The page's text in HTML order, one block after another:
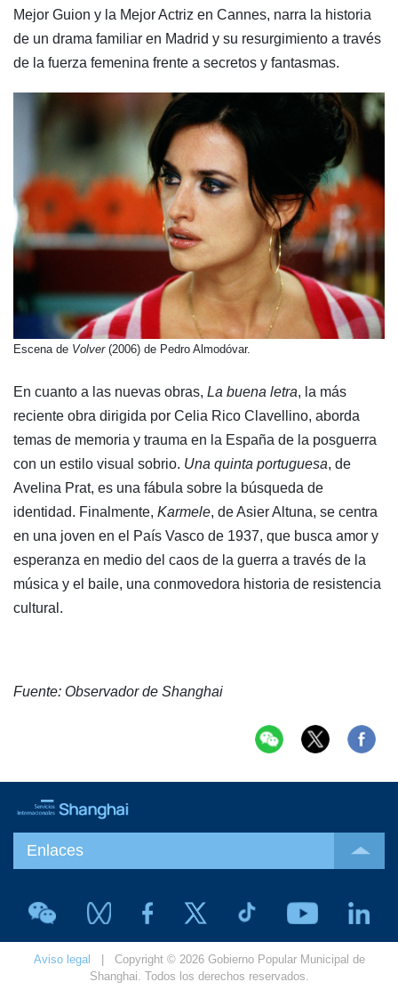
Mejor Guion y la Mejor Actriz en Cannes, narra la historia
de un drama familiar en Madrid y su resurgimiento a través
de la fuerza femenina frente a secretos y fantasmas.
​Escena de Volver(2006) de Pedro Almodóvar.
En cuanto a las nuevas obras, La buena letra, la más
reciente obra dirigida por Celia Rico Clavellino, aborda
temas de memoria y trauma en la España de la posguerra
con un estilo visual sobrio. Una quinta portuguesa, de
Avelina Prat, es una fábula sobre la búsqueda de
identidad. Finalmente, Karmele, de Asier Altuna, se centra
en una joven en el País Vasco de 1937, que busca amor y
esperanza en medio del caos de la guerra a través de la
música y el baile, una conmovedora historia de resistencia
cultural.
Fuente: Observador de Shanghai
Enlaces
Aviso legal
| Copyright © 2026 Gobierno Popular Municipal de
Shanghai. Todos los derechos reservados.